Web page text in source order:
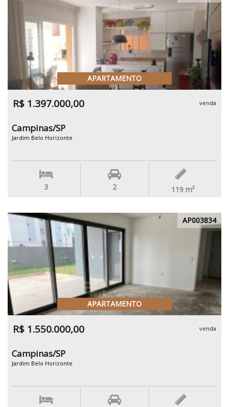
APARTAMENTO
R$ 1.397.000,00 venda
Campinas/SP
Jardim Belo Horizonte
3 2 119 m²
AP003834
APARTAMENTO
R$ 1.550.000,00 venda
Campinas/SP
Jardim Belo Horizonte